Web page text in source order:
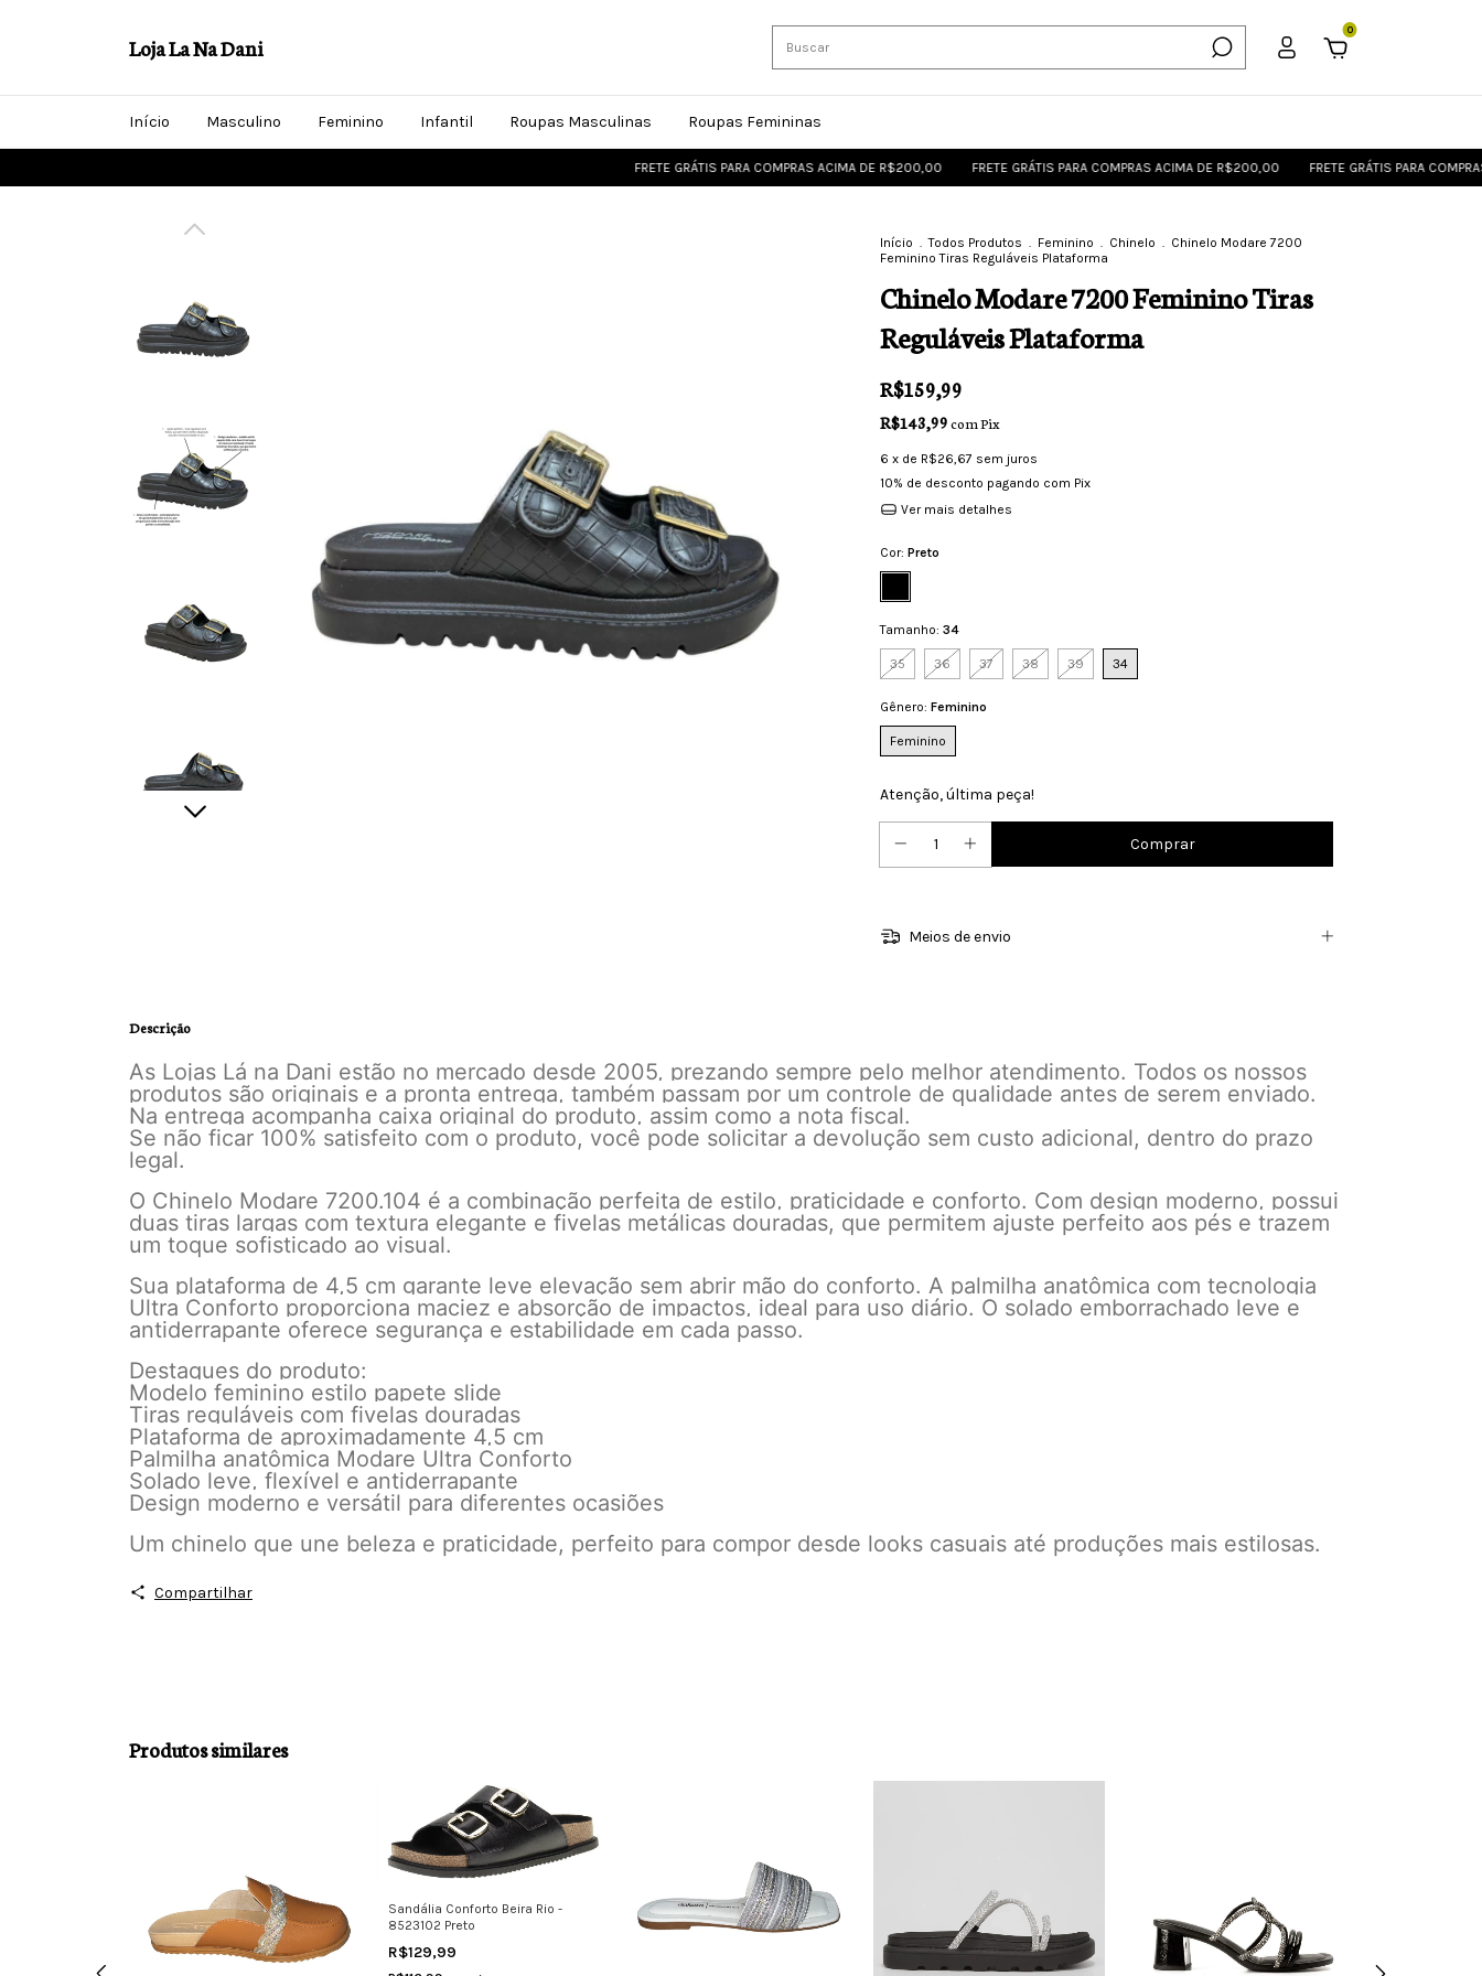
Loja La Na Dani
0
Início Masculino Feminino Infantil Roupas Masculinas Roupas Femininas
FRETE GRÁTIS PARA COMPRAS ACIMA DE R$200,00 FRETE GRÁTIS PARA COMPRAS ACIMA DE R$200,00 FRETE GRÁTIS PARA COMPRAS ACIMA
Início . Todos Produtos . Feminino . Chinelo . Chinelo Modare 7200
Feminino Tiras Reguláveis Plataforma
Chinelo Modare 7200 Feminino Tiras
Reguláveis Plataforma
R$159,99
R$143,99comPix
6 x de R$26,67 sem juros
10% de desconto pagando com Pix
Ver mais detalhes
Cor: Preto
Tamanho: 34
35 36 37 38 39 34
Gênero: Feminino
Feminino
Atenção, última peça!
Meios de envio
Descrição
As Lojas Lá na Dani estão no mercado desde 2005, prezando sempre pelo melhor atendimento. Todos os nossos
produtos são originais e a pronta entrega, também passam por um controle de qualidade antes de serem enviado.
Na entrega acompanha caixa original do produto, assim como a nota fiscal.
Se não ficar 100% satisfeito com o produto, você pode solicitar a devolução sem custo adicional, dentro do prazo
legal.
O Chinelo Modare 7200.104 é a combinação perfeita de estilo, praticidade e conforto. Com design moderno, possui
duas tiras largas com textura elegante e fivelas metálicas douradas, que permitem ajuste perfeito aos pés e trazem
um toque sofisticado ao visual.
Sua plataforma de 4,5 cm garante leve elevação sem abrir mão do conforto. A palmilha anatômica com tecnologia
Ultra Conforto proporciona maciez e absorção de impactos, ideal para uso diário. O solado emborrachado leve e
antiderrapante oferece segurança e estabilidade em cada passo.
Destaques do produto:
Modelo feminino estilo papete slide
Tiras reguláveis com fivelas douradas
Plataforma de aproximadamente 4,5 cm
Palmilha anatômica Modare Ultra Conforto
Solado leve, flexível e antiderrapante
Design moderno e versátil para diferentes ocasiões
Um chinelo que une beleza e praticidade, perfeito para compor desde looks casuais até produções mais estilosas.
Compartilhar
Produtos similares
Sandália Conforto Beira Rio -
8523102 Preto
R$129,99